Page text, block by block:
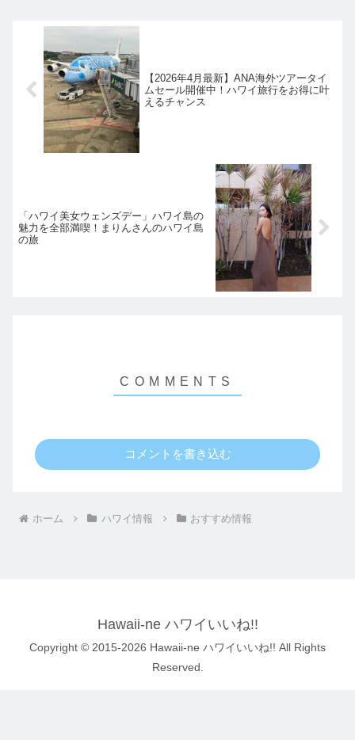
【2026年4月最新】ANA海外ツアータイ
ムセール開催中！ハワイ旅行をお得に叶
えるチャンス
「ハワイ美女ウェンズデー」ハワイ島の
魅力を全部満喫！まりんさんのハワイ島
の旅
コメントを書き込む
ホーム ハワイ情報 おすすめ情報
Hawaii-ne ハワイいいね!!
Copyright © 2015-2026 Hawaii-ne ハワイいいね!! All Rights
Reserved.